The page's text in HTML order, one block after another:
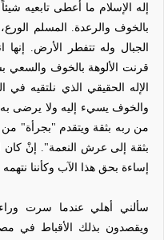
إله الإسلام ما أعطى تابعيه
بالخوف والرعدة. المسلم
الجبال وله تتفطر الأرض. إنها
قرنت الألوهة بالخوف والسعي
الإله الحقيقي الذي نلتقيه
والخوف يسيء إليه ولا يرضى
من ربه بثقة ويتقدم "بجرأة"
بثقة إلى عرش النعمة". إنْ كان
إساءة بحق هذا الآب وكأننا
سألني أهلي عندما سرت
ويقصدون بذلك الأقباط في